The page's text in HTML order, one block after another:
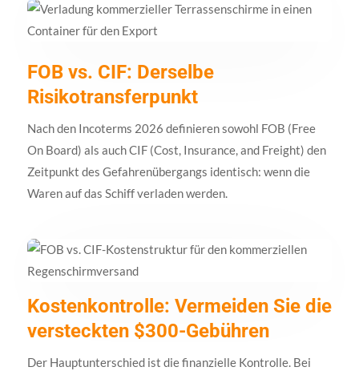
FOB vs. CIF: Derselbe
Risikotransferpunkt
Nach den Incoterms 2026 definieren sowohl FOB (Free
On Board) als auch CIF (Cost, Insurance, and Freight) den
Zeitpunkt des Gefahrenübergangs identisch: wenn die
Waren auf das Schiff verladen werden.
Kostenkontrolle: Vermeiden Sie die
versteckten $300-Gebühren
Der Hauptunterschied ist die finanzielle Kontrolle. Bei